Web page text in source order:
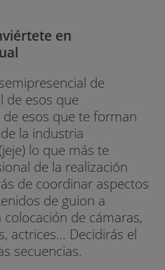
en
de
de esos que
esos que te forman
la industria
lo que más te
de la realización
de coordinar aspectos
de guion a
de cámaras,
actrices… Decidirás el
secuencias.